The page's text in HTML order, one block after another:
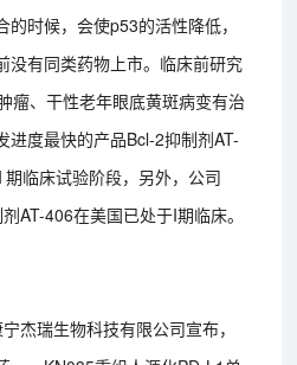
时候，会使p53的活性降低，
没有同类药物上市。临床前研究
瘤、干性老年眼底黄斑病变有治
进度最快的产品Bcl-2抑制剂AT-
临床试验阶段，另外，公司
AT-406在美国已处于I期临床。
杰瑞生物科技有限公司宣布，